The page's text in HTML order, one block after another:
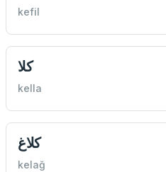
kefil
كلا
kella
كلاغ
kelağ